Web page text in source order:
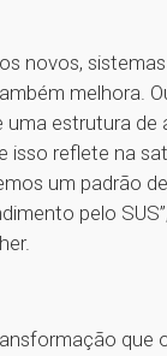
novos,
melhora.
uma estrutura de
isso reflete na
um padrão
pelo
que